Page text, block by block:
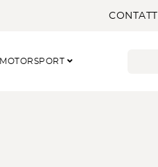
CONTATTI
MOTORSPORT